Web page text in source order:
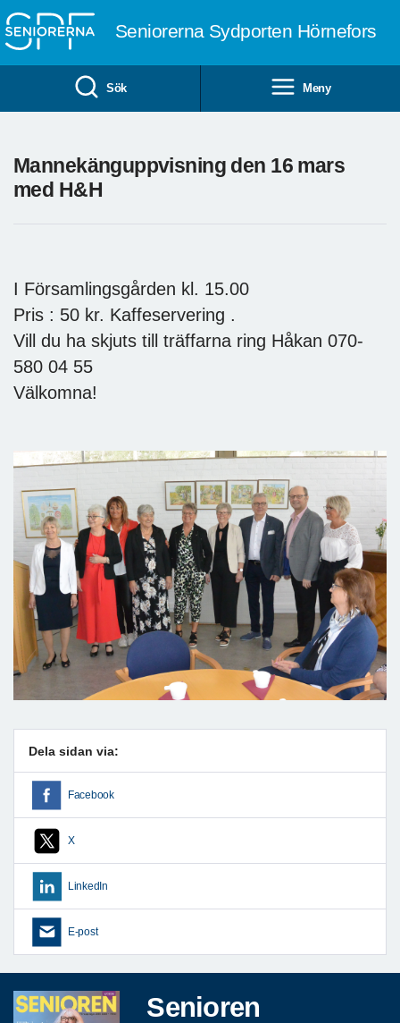
Seniorerna Sydporten Hörnefors
Sök Meny
Mannekänguppvisning den 16 mars
med H&H
I Församlingsgården kl. 15.00
Pris : 50 kr. Kaffeservering .
Vill du ha skjuts till träffarna ring Håkan 070-
580 04 55
Välkomna!
Dela sidan via:
Facebook
X
LinkedIn
E-post
Senioren